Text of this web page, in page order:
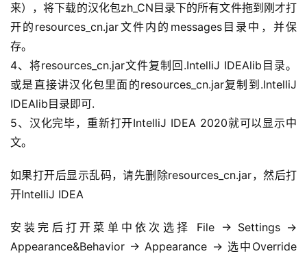
来），将下载的汉化包zh_CN目录下的所有文件拖到刚才打
开的resources_cn.jar文件内的messages目录中，并保
存。
4、将resources_cn.jar文件复制回.IntelliJ IDEAlib目录。
或是直接讲汉化包里面的resources_cn.jar复制到.IntelliJ
IDEAlib目录即可.
5、汉化完毕，重新打开IntelliJ IDEA 2020就可以显示中
文。
如果打开后显示乱码，请先删除resources_cn.jar，然后打
开IntelliJ IDEA
安装完后打开菜单中依次选择 File -> Settings ->
Appearance&Behavior -> Appearance -> 选中Override